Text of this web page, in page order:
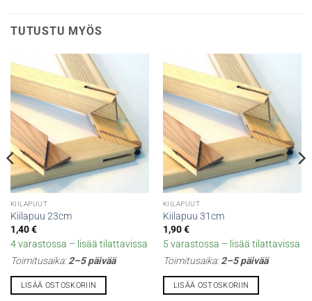
TUTUSTU MYÖS
KIILAPUUT
Kiilapuu 23cm
1,40€
4 varastossa – lisää tilattavissa
Toimitusaika:2–5 päivää
LISÄÄ OSTOSKORIIN
KIILAPUUT
Kiilapuu 31cm
1,90€
5 varastossa – lisää tilattavissa
Toimitusaika:2–5 päivää
LISÄÄ OSTOSKORIIN